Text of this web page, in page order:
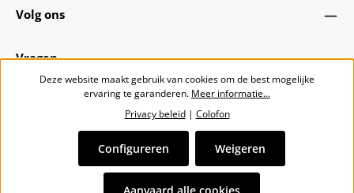
Volg ons
Vragen
Alle prijzen incl. btw plusverzendkosten
Deze website maakt gebruik van cookies om de best mogelijke
ervaring te garanderen. Meer informatie...
Privacy beleid| Colofon
Weigeren
Configureren